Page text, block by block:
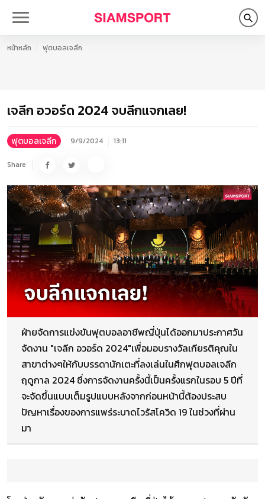
หน้าหลัก ฟุตบอลเจลีก
เจลีก อวอร์ด 2024 จบลีกแจกเลย!
ฟุตบอลเจลีก 9/9/2024 13:11
Share
ฝ่ายจัดการแข่งขันฟุตบอลอาชีพญี่ปุ่นได้ออกมาประกาศวัน
จัดงาน "เจลีก อวอร์ด 2024"เพื่อมอบรางวัลเกียรติคุณใน
สาขาต่างๆให้กับบรรดานักเตะที่ลงเล่นในศึกฟุตบอลเจลีก
ฤดูกาล 2024 ซึ่งการจัดงานครั้งนี้เป็นครั้งแรกในรอบ 5 ปีที่
จะจัดขึ้นแบบเต็มรูปแบบหลังจากก่อนหน้านี้ต้องประสบ
ปัญหาเรื่องของการแพร่ระบาดไวรัสโควิด 19 ในช่วงที่ผ่าน
มา